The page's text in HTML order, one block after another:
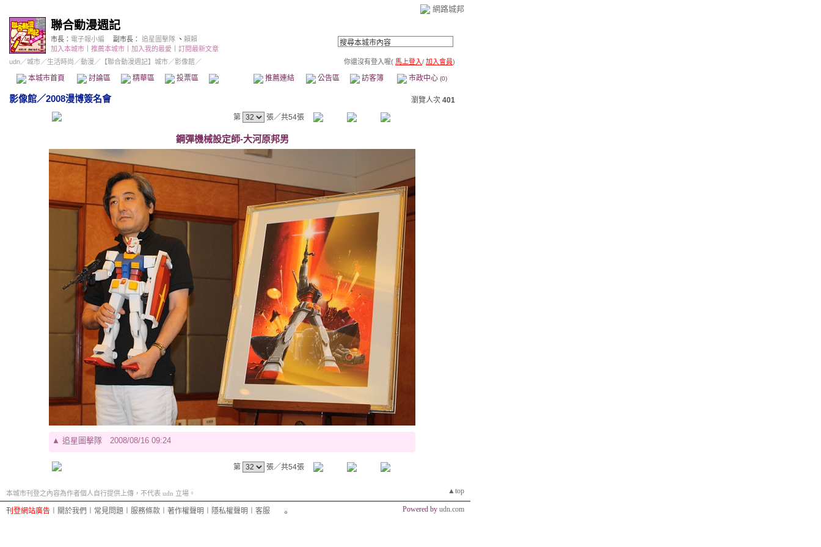
網路城邦
聯合動漫週記
市長： 電子報小編 副市長： 追星圖擊隊 、 賴賴
加入本城市
推薦本城市 加入我的最愛
訂閱最新文章
udn／城市／生活時尚 ／動漫 ／ 【聯合動漫週記】城市／影像館／ 你還沒有登入喔( 馬上登入/ 加入會員)
本城市首頁 討論區 精華區 投票區 影像館 推薦連結 公告區 訪客簿 市政中心 (0)
影像館／2008漫博簽名會 瀏覽人次 401
第
張／共54張
鋼彈機械設定師-大河原邦男
▲ 追星圖擊隊 2008/08/16 09:24
第 張／共54張
▲top
本城市刊登之內容為作者個人自行提供上傳，不代表 udn 立場。
刊登網站廣告 關於我們 常見問題 服務條款 著作權聲明 隱私權聲明 客服 Powered by udn.com